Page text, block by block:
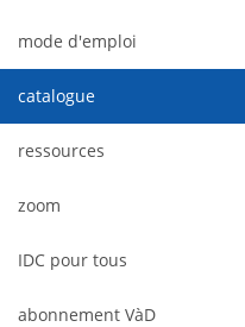
mode d'emploi
catalogue
ressources
zoom
IDC pour tous
abonnement VàD